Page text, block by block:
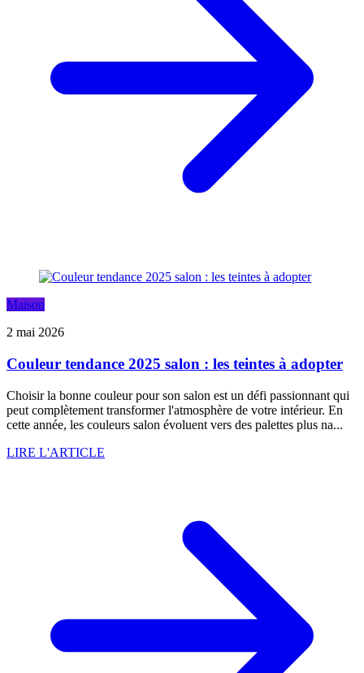
Maison
2 mai 2026
Couleur tendance 2025 salon : les teintes à adopter
Choisir la bonne couleur pour son salon est un défi passionnant qui
peut complètement transformer l'atmosphère de votre intérieur. En
cette année, les couleurs salon évoluent vers des palettes plus na...
LIRE L'ARTICLE